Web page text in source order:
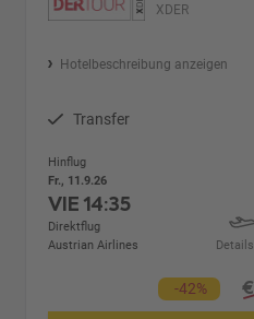
XDER
Hotelbeschreibung anzeigen
Transfer
Hinflug
Fr., 11.9.26
VIE14:35
Direktflug
Austrian Airlines
Details
-42% €